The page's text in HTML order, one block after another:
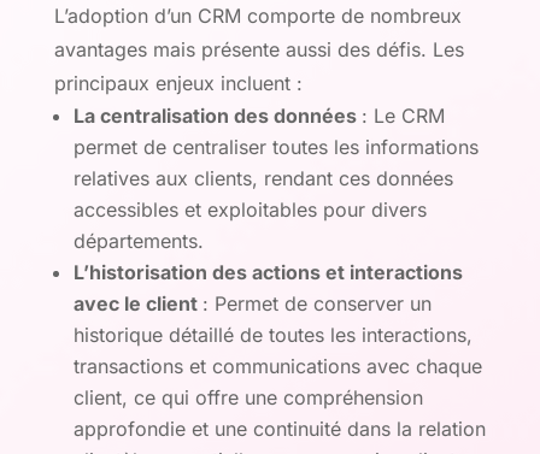
L’adoption d’un CRM comporte de nombreux
avantages mais présente aussi des défis. Les
principaux enjeux incluent :
La centralisation des données : Le CRM
permet de centraliser toutes les informations
relatives aux clients, rendant ces données
accessibles et exploitables pour divers
départements.
L’historisation des actions et interactions
avec le client : Permet de conserver un
historique détaillé de toutes les interactions,
transactions et communications avec chaque
client, ce qui offre une compréhension
approfondie et une continuité dans la relation